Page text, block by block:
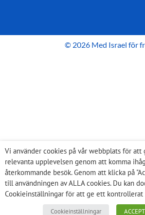
© 2026 Med Israel för
Vi använder cookies på vår webbplats för att
relevanta upplevelsen genom att komma
återkommande besök. Genom att klicka på
till användningen av ALLA cookies. Du kan
Cookieinställningar för att ge ett kontrollerat
Cookieinställningar